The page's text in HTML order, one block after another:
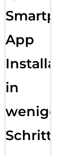
Sende eine
Podcasts und
iPhone. Und jetzt
App
Installation
in
wenigen
Schritten